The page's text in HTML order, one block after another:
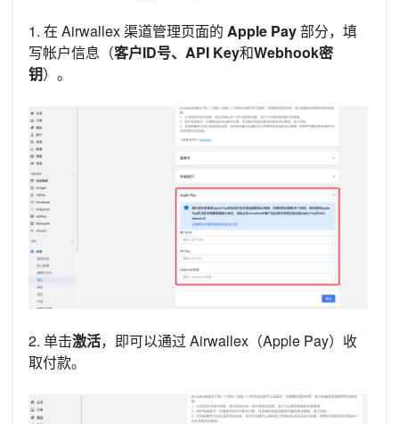
1. 在 Airwallex 渠道管理页面的 Apple Pay部分，填
写帐户信息（客户ID号、API Key和Webhook密
钥）。
2. 单击激活，即可以通过 Airwallex（Apple Pay）收
取付款。